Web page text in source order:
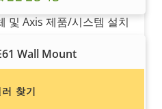
Wall Mount
서리 필요
및 Axis 제품/시스템 설치
찾기